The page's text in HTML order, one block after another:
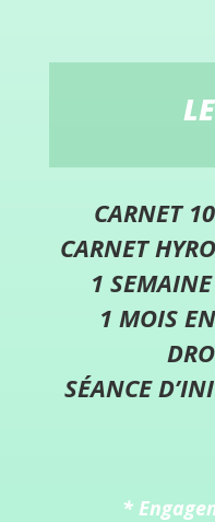
CARNET
CARNET
1
1 MOIS
SÉANCE
*